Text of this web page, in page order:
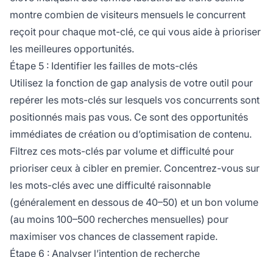
montre combien de visiteurs mensuels le concurrent
reçoit pour chaque mot-clé, ce qui vous aide à prioriser
les meilleures opportunités.
Étape 5 : Identifier les failles de mots-clés
Utilisez la fonction de gap analysis de votre outil pour
repérer les mots-clés sur lesquels vos concurrents sont
positionnés mais pas vous. Ce sont des opportunités
immédiates de création ou d’optimisation de contenu.
Filtrez ces mots-clés par volume et difficulté pour
prioriser ceux à cibler en premier. Concentrez-vous sur
les mots-clés avec une difficulté raisonnable
(généralement en dessous de 40–50) et un bon volume
(au moins 100–500 recherches mensuelles) pour
maximiser vos chances de classement rapide.
Étape 6 : Analyser l’intention de recherche